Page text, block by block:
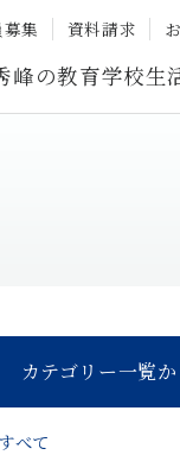
集 資料請求
峰の教育学校生
カテゴリー一覧
すべて